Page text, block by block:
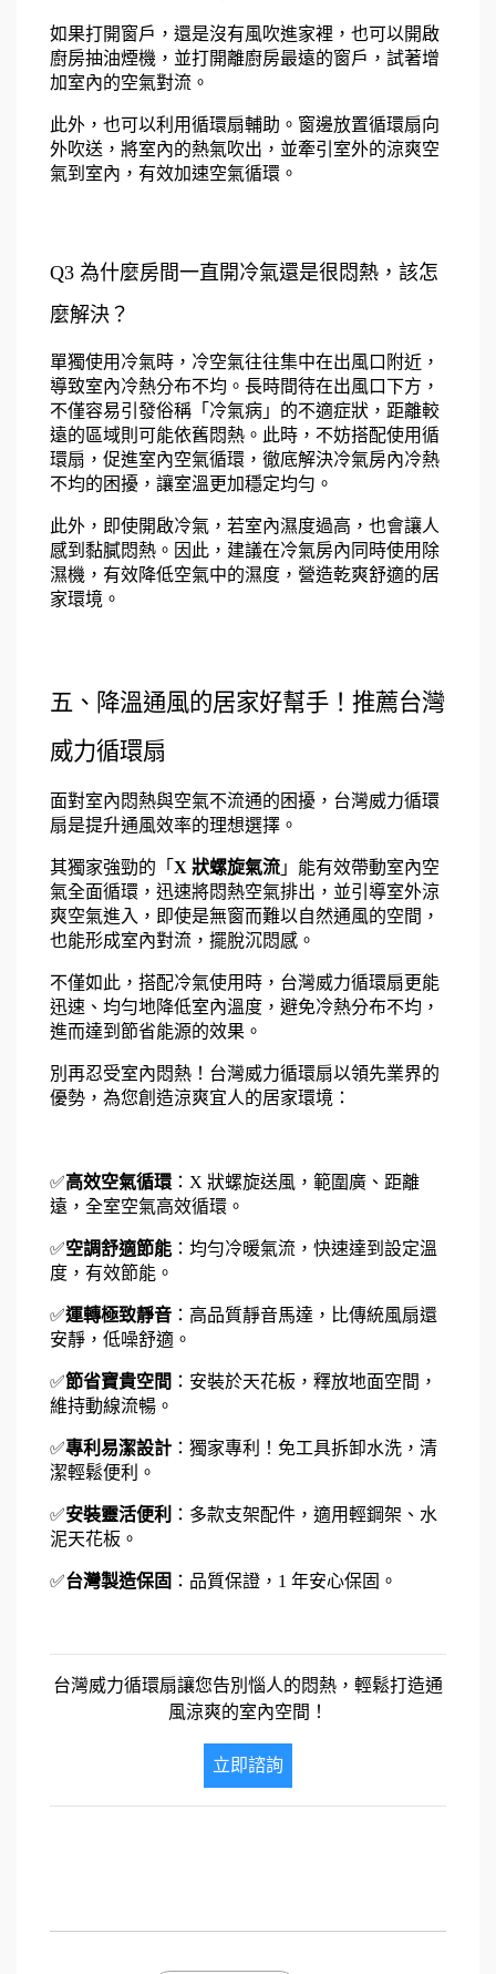
如果打開窗戶，還是沒有風吹進家裡，也可以開啟
廚房抽油煙機，並打開離廚房最遠的窗戶，試著增
加室內的空氣對流。
此外，也可以利用循環扇輔助。窗邊放置循環扇向
外吹送，將室內的熱氣吹出，並牽引室外的涼爽空
氣到室內，有效加速空氣循環。
Q3 為什麼房間一直開冷氣還是很悶熱，該怎
麼解決？
單獨使用冷氣時，冷空氣往往集中在出風口附近，
導致室內冷熱分布不均。長時間待在出風口下方，
不僅容易引發俗稱「冷氣病」的不適症狀，距離較
遠的區域則可能依舊悶熱。此時，不妨搭配使用循
環扇，促進室內空氣循環，徹底解決冷氣房內冷熱
不均的困擾，讓室溫更加穩定均勻。
此外，即使開啟冷氣，若室內濕度過高，也會讓人
感到黏膩悶熱。因此，建議在冷氣房內同時使用除
濕機，有效降低空氣中的濕度，營造乾爽舒適的居
家環境。
五、降溫通風的居家好幫手！推薦台灣
威力循環扇
面對室內悶熱與空氣不流通的困擾，台灣威力循環
扇是提升通風效率的理想選擇。
其獨家強勁的「 X 狀螺旋氣流 」能有效帶動室內空
氣全面循環，迅速將悶熱空氣排出，並引導室外涼
爽空氣進入，即使是無窗而難以自然通風的空間，
也能形成室內對流，擺脫沉悶感。
不僅如此，搭配冷氣使用時，台灣威力循環扇更能
迅速、均勻地降低室內溫度，避免冷熱分布不均，
進而達到節省能源的效果。
別再忍受室內悶熱！台灣威力循環扇以領先業界的
優勢，為您創造涼爽宜人的居家環境：
✅高效空氣循環 ：X 狀螺旋送風，範圍廣、距離
遠，全室空氣高效循環。
✅空調舒適節能 ：均勻冷暖氣流，快速達到設定溫
度，有效節能。
✅運轉極致靜音 ：高品質靜音馬達，比傳統風扇還
安靜，低噪舒適。
✅節省寶貴空間 ：安裝於天花板，釋放地面空間，
維持動線流暢。
✅專利易潔設計 ：獨家專利！免工具拆卸水洗，清
潔輕鬆便利。
✅安裝靈活便利 ：多款支架配件，適用輕鋼架、水
泥天花板。
✅台灣製造保固 ：品質保證，1 年安心保固。
台灣威力循環扇讓您告別惱人的悶熱，輕鬆打造通
風涼爽的室內空間！
立即諮詢